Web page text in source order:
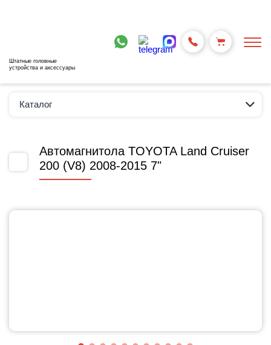
Штатные головные
устройства и аксессуары
Каталог
Автомагнитола TOYOTA Land Cruiser
200 (V8) 2008-2015 7"